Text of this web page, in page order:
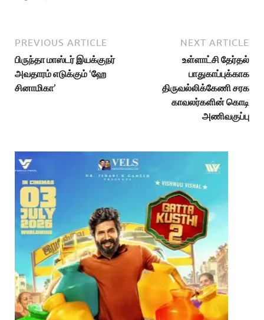
PREVIOUS ARTICLE
பிருந்தா மாஸ்டர் இயக்குநர்
அவதாரம் எடுக்கும் ‘ஹே
சினாமிகா’
NEXT ARTICLE
உள்ளாட்சி தேர்தல்
பாதுகாப்புக்காக
திருவல்லிக்கேணி சரக
காவலர்களின் கொடி
அணிவகுப்பு